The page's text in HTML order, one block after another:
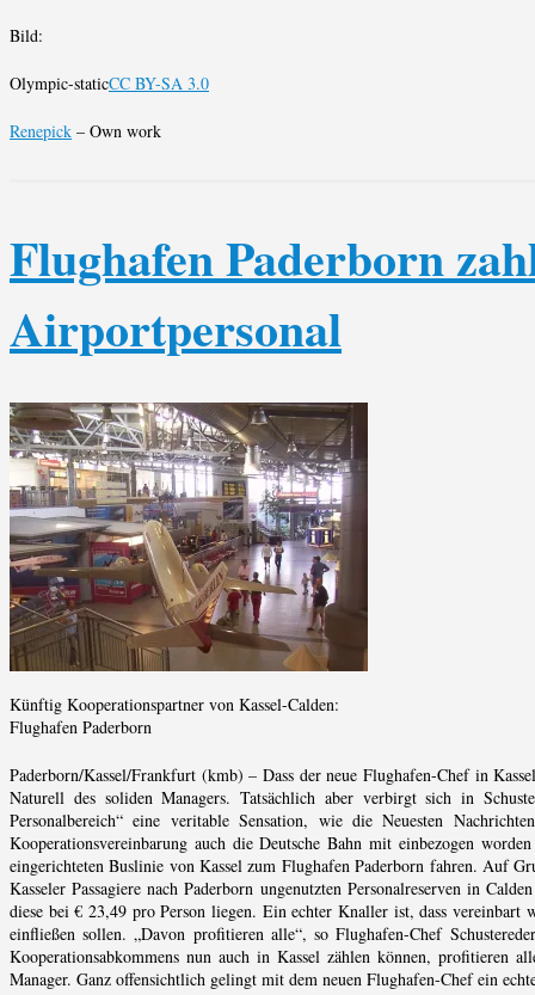
Bild:
Olympic-staticCC BY-SA 3.0
Renepick – Own work
Flughafen Paderborn
Airportpersonal
Künftig Kooperationspartner von Kassel-Calden:
Flughafen Paderborn
Paderborn/Kassel/Frankfurt (kmb) – Dass der neue Flughafen-Chef in
Naturell des soliden Managers. Tatsächlich aber verbirgt sich in
Personalbereich“ eine veritable Sensation, wie die Neuesten
Kooperationsvereinbarung auch die Deutsche Bahn mit einbezogen
eingerichteten Buslinie von Kassel zum Flughafen Paderborn fahren. Auf
Kasseler Passagiere nach Paderborn ungenutzten Personalreserven in
diese bei € 23,49 pro Person liegen. Ein echter Knaller ist, dass vereinbart
einfließen sollen. „Davon profitieren alle“, so Flughafen-Chef
Kooperationsabkommens nun auch in Kassel zählen können, profitieren
Manager. Ganz offensichtlich gelingt mit dem neuen Flughafen-Chef ein